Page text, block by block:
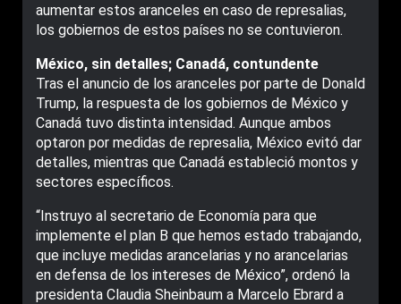
aumentar estos aranceles en caso de represalias,
los gobiernos de estos países no se contuvieron.
México, sin detalles; Canadá, contundente
Tras el anuncio de los aranceles por parte de Donald
Trump, la respuesta de los gobiernos de México y
Canadá tuvo distinta intensidad. Aunque ambos
optaron por medidas de represalia, México evitó dar
detalles, mientras que Canadá estableció montos y
sectores específicos.
“Instruyo al secretario de Economía para que
implemente el plan B que hemos estado trabajando,
que incluye medidas arancelarias y no arancelarias
en defensa de los intereses de México”, ordenó la
presidenta Claudia Sheinbaum a Marcelo Ebrard a